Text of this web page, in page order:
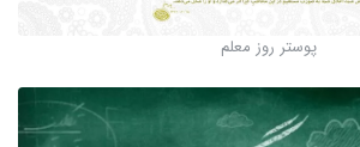
پوستر روز معلم